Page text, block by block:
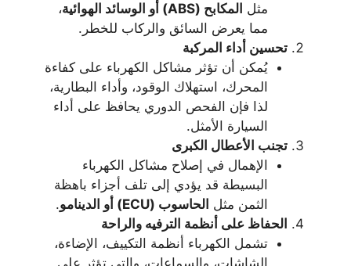
مثل المكابح (ABS) أو الوسائد الهوائية،
مما يعرض السائق والركاب للخطر.
تحسين أداء المركبة
يُمكن أن تؤثر مشاكل الكهرباء على كفاءة
المحرك، استهلاك الوقود، وأداء البطارية،
لذا فإن الفحص الدوري يحافظ على أداء
السيارة الأمثل.
تجنب الأعطال الكبرى
الإهمال في إصلاح مشاكل الكهرباء
البسيطة قد يؤدي إلى تلف أجزاء باهظة
الثمن مثل الحاسوب (ECU) أو الدينامو.
الحفاظ على أنظمة الترفيه والراحة
تشمل الكهرباء أنظمة التكييف، الإضاءة،
الشاشات، والسماعات، والتي تؤثر على